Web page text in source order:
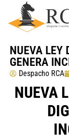
NUEVA LEY
GENERA
Despacho RCA
NUEVA